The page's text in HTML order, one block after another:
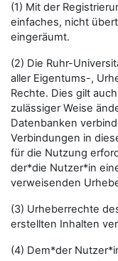
(1) Mit der
einfaches, nicht
eingeräumt.
(2) Die Ruhr-
aller Eigentums-,
Rechte. Dies gilt
zulässiger Weise
Datenbanken
Verbindungen in
für die Nutzung
der*die Nutzer*in
verweisenden
(3) Urheberrechte
erstellten Inhalten
(4) Dem*der